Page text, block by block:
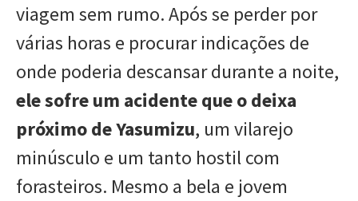
viagem sem rumo. Após se perder por
várias horas e procurar indicações de
onde poderia descansar durante a noite,
ele sofre um acidente que o deixa
próximo de Yasumizu, um vilarejo
minúsculo e um tanto hostil com
forasteiros. Mesmo a bela e jovem